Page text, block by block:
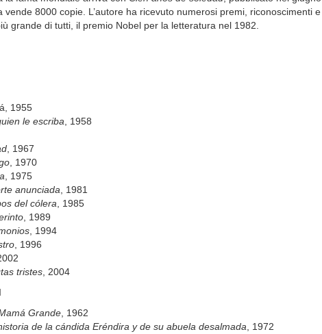
vende 8000 copie. L’autore ha ricevuto numerosi premi, riconoscimenti e
grande di tutti, il premio Nobel per la letteratura nel 1982.
1955
le escriba, 1958
, 1967
, 1970
, 1975
anunciada, 1981
del cólera, 1985
, 1989
, 1994
, 1996
tristes, 2004
Grande, 1962
de la cándida Eréndira y de su abuela desalmada, 1972